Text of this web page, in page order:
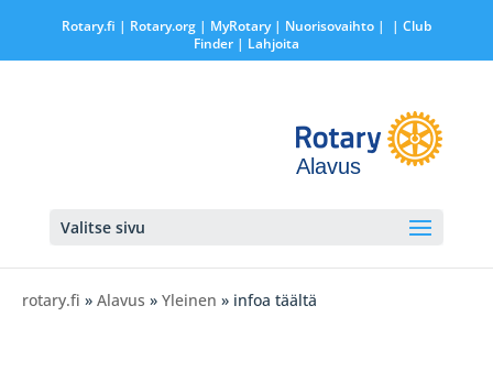
Rotary.fi | Rotary.org| MyRotary | Nuorisovaihto|
| Club
Finder| Lahjoita
Alavus
Valitse sivu
rotary.fi » Alavus » Yleinen » infoa täältä